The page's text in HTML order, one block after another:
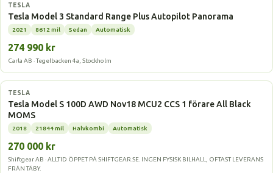
Elbil
TESLA
Tesla Model 3 Standard Range Plus Autopilot Panorama
2021 8612 mil Sedan Automatisk
274 990 kr
Carla AB · Tegelbacken 4a, Stockholm
Elbil
TESLA
Tesla Model S 100D AWD Nov18 MCU2 CCS 1 förare All Black
MOMS
2018 21844 mil Halvkombi Automatisk
270 000 kr
Shiftgear AB · ALLTID ÖPPET PÅ SHIFTGEAR.SE. INGEN FYSISK BILHALL, OFTAST LEVERANS
FRÅN TÄBY.